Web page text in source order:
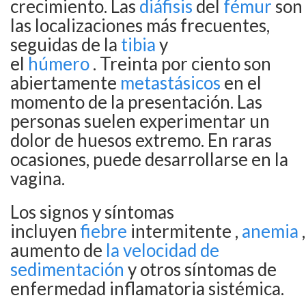
crecimiento. Las diáfisis del fémur son
las localizaciones más frecuentes,
seguidas de la tibiay
el húmero. Treinta por ciento son
abiertamente metastásicos en el
momento de la presentación. Las
personas suelen experimentar un
dolor de huesos extremo. En raras
ocasiones, puede desarrollarse en la
vagina.
Los signos y síntomas
incluyen fiebre intermitente , anemia
aumento de la velocidad de
sedimentación y otros síntomas de
enfermedad inflamatoria sistémica.